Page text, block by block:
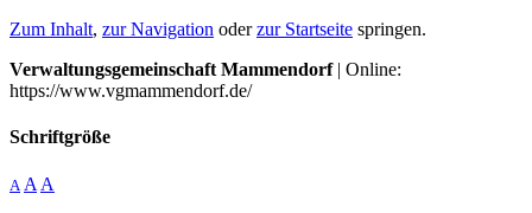
Zum Inhalt, zur Navigation oderzur Startseite springen.
Verwaltungsgemeinschaft Mammendorf| Online:
https://www.vgmammendorf.de/
Schriftgröße
A A A